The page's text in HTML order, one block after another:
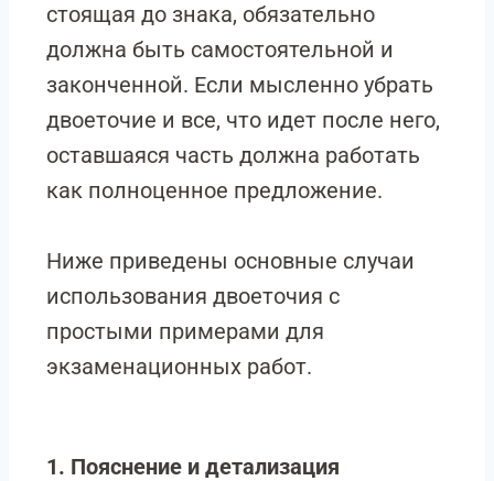
стоящая до знака, обязательно
должна быть самостоятельной и
законченной. Если мысленно убрать
двоеточие и все, что идет после него,
оставшаяся часть должна работать
как полноценное предложение.
Ниже приведены основные случаи
использования двоеточия с
простыми примерами для
экзаменационных работ.
1. Пояснение и детализация